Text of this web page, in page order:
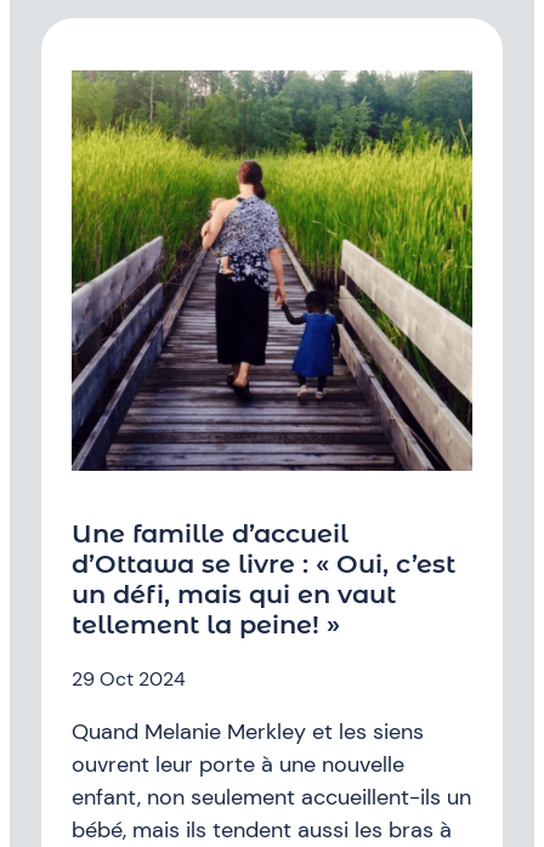
Une famille d’accueil
d’Ottawa se livre : « Oui, c’est
un défi, mais qui en vaut
tellement la peine! »
29 Oct 2024
Quand Melanie Merkley et les siens
ouvrent leur porte à une nouvelle
enfant, non seulement accueillent-ils un
bébé, mais ils tendent aussi les bras à